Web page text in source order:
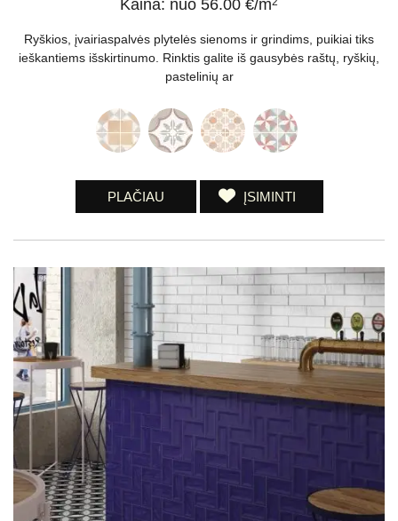
Kaina: nuo 56.00 €/m
Ryškios, įvairiaspalvės plytelės sienoms ir grindims, puikiai tiks
ieškantiems išskirtinumo. Rinktis galite iš gausybės raštų, ryškių,
pastelinių ar
PLAČIAU ĮSIMINTI